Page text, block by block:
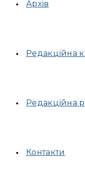
Архів
Редакційна
Редакційна
Контакти